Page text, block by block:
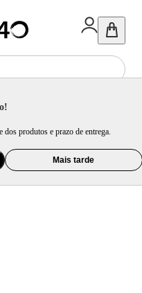
produtos e prazo de entrega.
Mais tarde
de Ambiente